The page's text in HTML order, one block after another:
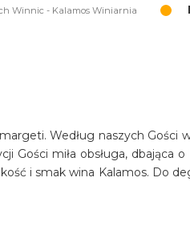
Winnic - Kalamos Winiarnia
Według naszych Gości
Gości miła obsługa, dbająca o
i smak wina Kalamos. Do